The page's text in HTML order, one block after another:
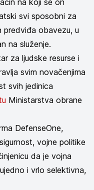
svi sposobni za
predviđa obavezu, u
na služenje.
za ljudske resurse i
svim novačenjima
svih jedinica
Ministarstva obrane
DefenseOne,
vojne politike
da je vojna
i vrlo selektivna,